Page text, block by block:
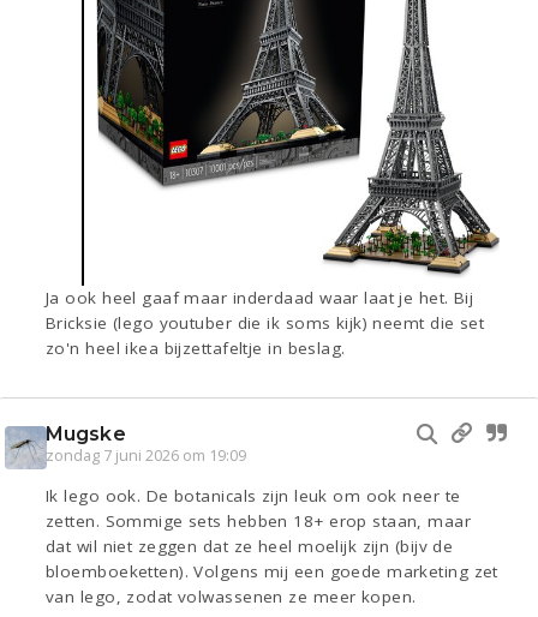
Ja ook heel gaaf maar inderdaad waar laat je het. Bij
Bricksie (lego youtuber die ik soms kijk) neemt die set
zo'n heel ikea bijzettafeltje in beslag.
Mugske
zondag 7 juni 2026 om 19:09
Ik lego ook. De botanicals zijn leuk om ook neer te
zetten. Sommige sets hebben 18+ erop staan, maar
dat wil niet zeggen dat ze heel moelijk zijn (bijv de
bloemboeketten). Volgens mij een goede marketing zet
van lego, zodat volwassenen ze meer kopen.